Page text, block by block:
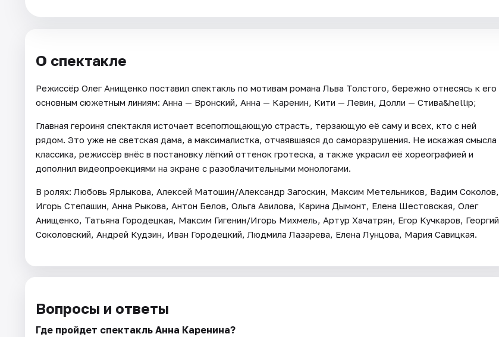
О спектакле
Режиссёр Олег Анищенко поставил спектакль по мотивам романа Льва Толстого, бережно отнесясь к его
основным сюжетным линиям: Анна — Вронский, Анна — Каренин, Кити — Левин, Долли — Стива&hellip;
Главная героиня спектакля источает всепоглощающую страсть, терзающую её саму и всех, кто с ней
рядом. Это уже не светская дама, а максималистка, отчаявшаяся до саморазрушения. Не искажая смысла
классика, режиссёр внёс в постановку лёгкий оттенок гротеска, а также украсил её хореографией и
дополнил видеопроекциями на экране с разоблачительными монологами.
В ролях: Любовь Ярлыкова, Алексей Матошин/Александр Загоскин, Максим Метельников, Вадим Соколов,
Игорь Степашин, Анна Рыкова, Антон Белов, Ольга Авилова, Карина Дымонт, Елена Шестовская, Олег
Анищенко, Татьяна Городецкая, Максим Гигенин/Игорь Михмель, Артур Хачатрян, Егор Кучкаров, Георгий
Соколовский, Андрей Кудзин, Иван Городецкий, Людмила Лазарева, Елена Лунцова, Мария Савицкая.
Вопросы и ответы
Где пройдет спектакль Анна Каренина?